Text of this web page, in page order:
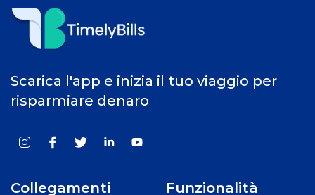
Scarica l'app e inizia il tuo viaggio per
risparmiare denaro
Collegamenti
Funzionalità